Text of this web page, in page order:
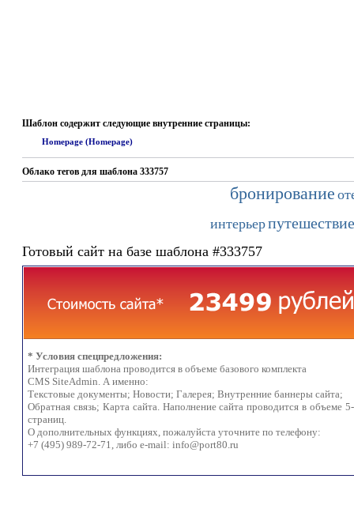
Шаблон содержит следующие внутренние страницы:
Homepage (Homepage)
Облако тегов для шаблона 333757
бронирование
интерьерпутешествие
Готовый сайт на базе шаблона #333757
* Условия спецпредложения:
Интеграция шаблона проводится в объеме базового комплекта
CMS SiteAdmin. А именно:
Текстовые документы; Новости; Галерея; Внутренние баннеры сайта;
Обратная связь; Карта сайта. Наполнение сайта проводится в объеме
страниц.
О дополнительных функциях, пожалуйста уточните по телефону:
+7 (495) 989-72-71, либо e-mail: info@port80.ru